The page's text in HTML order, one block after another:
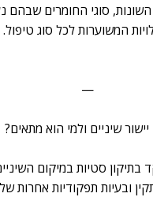
סוגי החומרים שבהם
המשוערות לכל סוג טיפול.
—
שיניים ולמי הוא מתאים?
בתיקון סטיות במיקום
ובעיות תפקודיות אחרות